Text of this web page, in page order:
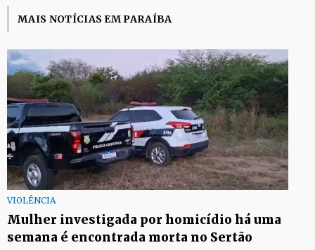
MAIS NOTÍCIAS EM PARAÍBA
VIOLÊNCIA
Mulher investigada por homicídio há uma
semana é encontrada morta no Sertão